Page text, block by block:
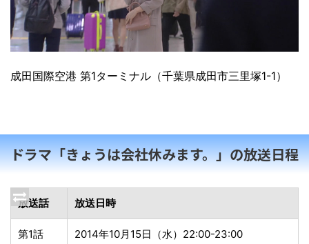
成田国際空港 第1ターミナル（千葉県成田市三里塚1-1）
ドラマ「きょうは会社休みます。」の放送日程
放送話 放送日時
第1話 2014年10月15日（水）22:00-23:00